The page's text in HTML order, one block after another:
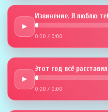
►
Извинение. Я люблю
0:00 / 0:00
►
Этот год всё
0:00 / 0:00